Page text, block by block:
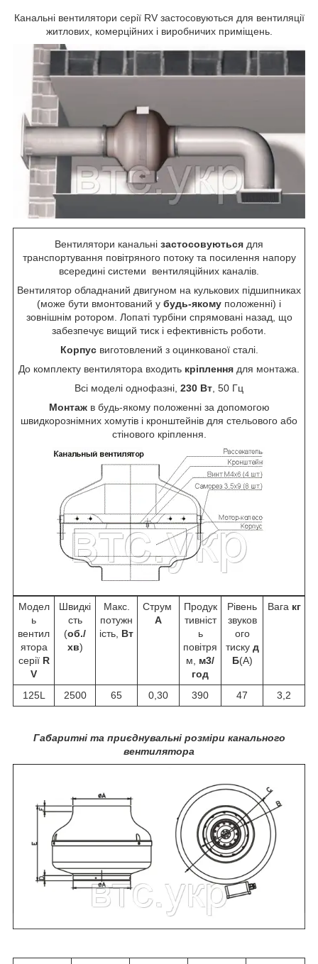
Канальні вентилятори серії RV застосовуються для вентиляції
житлових, комерційних і виробничих приміщень.
Вентилятори канальні застосовуються для
транспортування повітряного потоку та посилення напору
всередині системи вентиляційних каналів.
Вентилятор обладнаний двигуном на кулькових підшипниках
(може бути вмонтований у будь-якому положенні) і
зовнішнім ротором. Лопаті турбіни спрямовані назад, що
забезпечує вищий тиск і ефективність роботи.
Корпусвиготовлений з оцинкованої сталі.
До комплекту вентилятора входить кріплення для монтажа.
Всі моделі однофазні, 230 Вт , 50 Гц
Монтажв будь-якому положенні за допомогою
швидкорознімних хомутів і кронштейнів для стельового або
стінового кріплення.
Модел
ь
вентил
ятора
серії R
V
Швидкі
сть
(об./
хв)
Макс.
потужн
ість, Вт
Струм
А
Продук
тивніст
ь
повітря
м, м3/
год
Рівень
звуков
ого
тиску д
Б(А)
Вага кг
125L 2500 65 0,30 390 47 3,2
Габаритні та приєднувальні розміри канального
вентилятора